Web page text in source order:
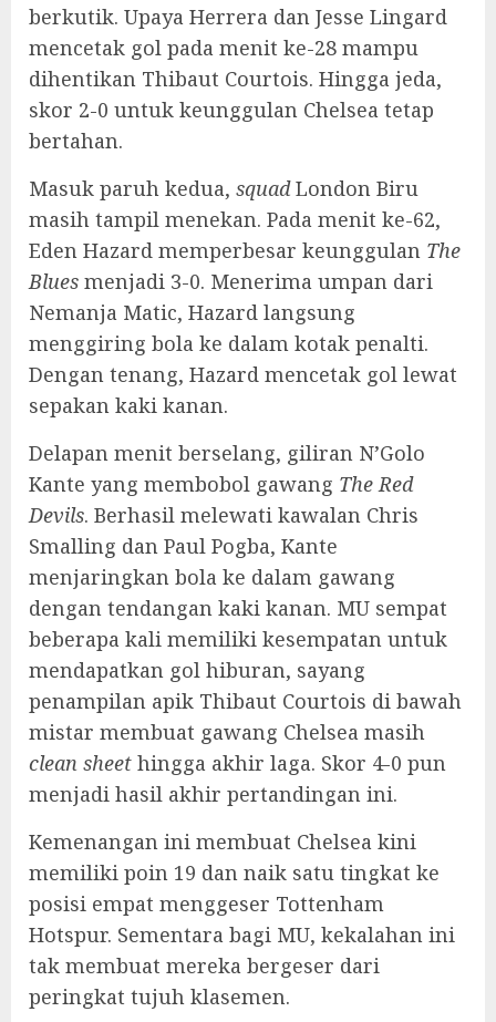
berkutik. Upaya Herrera dan Jesse Lingard
mencetak gol pada menit ke-28 mampu
dihentikan Thibaut Courtois. Hingga jeda,
skor 2-0 untuk keunggulan Chelsea tetap
bertahan.
Masuk paruh kedua, squadLondon Biru
masih tampil menekan. Pada menit ke-62,
Eden Hazard memperbesar keunggulan The
Blues menjadi 3-0. Menerima umpan dari
Nemanja Matic, Hazard langsung
menggiring bola ke dalam kotak penalti.
Dengan tenang, Hazard mencetak gol lewat
sepakan kaki kanan.
Delapan menit berselang, giliran N’Golo
Kante yang membobol gawang The Red
Devils. Berhasil melewati kawalan Chris
Smalling dan Paul Pogba, Kante
menjaringkan bola ke dalam gawang
dengan tendangan kaki kanan. MU sempat
beberapa kali memiliki kesempatan untuk
mendapatkan gol hiburan, sayang
penampilan apik Thibaut Courtois di bawah
mistar membuat gawang Chelsea masih
clean sheet hingga akhir laga. Skor 4-0 pun
menjadi hasil akhir pertandingan ini.
Kemenangan ini membuat Chelsea kini
memiliki poin 19 dan naik satu tingkat ke
posisi empat menggeser Tottenham
Hotspur. Sementara bagi MU, kekalahan ini
tak membuat mereka bergeser dari
peringkat tujuh klasemen.